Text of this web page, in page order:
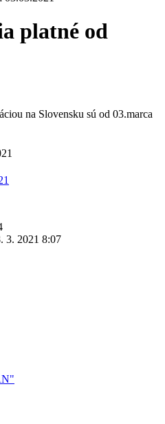
platné od
na Slovensku sú od 03.marca
3. 2021 8:07